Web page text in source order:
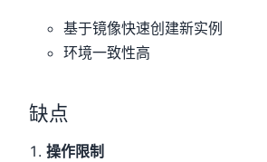
基于镜像快速创建新实例
环境一致性高
缺点
操作限制